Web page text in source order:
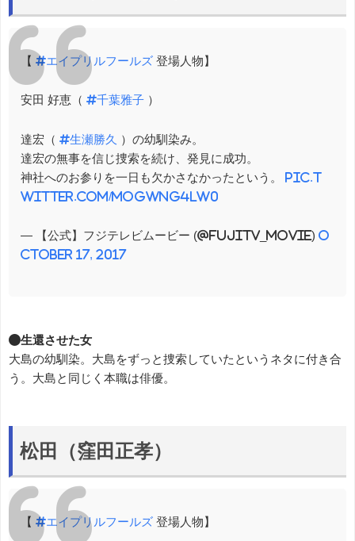
【 #エイプリルフールズ 登場人物】
安田 好恵（ #千葉雅子 ）
達宏（ #生瀬勝久
）の幼馴染み。
達宏の無事を信じ捜索を続け、発見に成功。
神社へのお参りを一日も欠かさなかったという。 pic.t
witter.com/mOGWNg4Lw0
— 【公式】フジテレビムービー (@fujitv_movie) O
ctober 17, 2017
●生還させた女
大島の幼馴染。大島をずっと捜索していたというネタに付き合
う。大島と同じく本職は俳優。
松田（窪田正孝）
【 #エイプリルフールズ 登場人物】